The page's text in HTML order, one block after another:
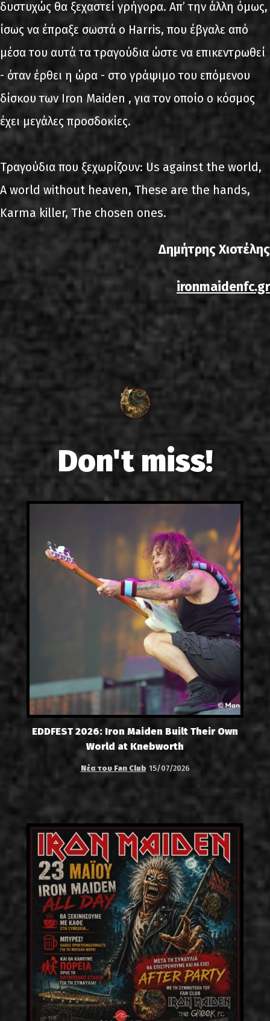
δυστυχώς θα ξεχαστεί γρήγορα. Απ’ την άλλη όμως,
ίσως να έπραξε σωστά ο Harris, που έβγαλε από
μέσα του αυτά τα τραγούδια ώστε να επικεντρωθεί
- όταν έρθει η ώρα - στο γράψιμο του επόμενου
δίσκου των Iron Maiden , για τον οποίο ο κόσμος
έχει μεγάλες προσδοκίες.
Τραγούδια που ξεχωρίζουν: Us against the world,
A world without heaven, These are the hands,
Karma killer, The chosen ones.
Δημήτρης Χιοτέλης
ironmaidenfc.gr
Don't miss!
EDDFEST 2026: Iron Maiden Built Their Own
World at Knebworth
Νέα του Fan Club 15/07/2026